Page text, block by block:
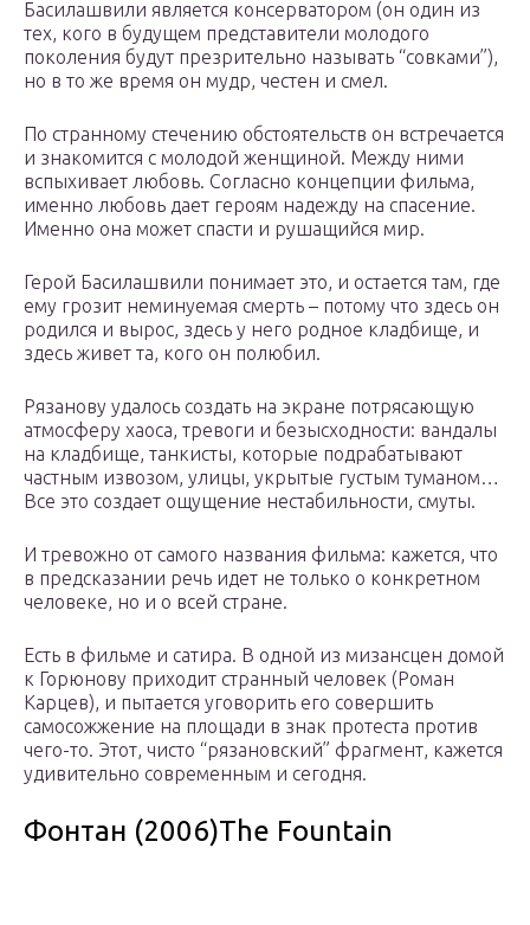
Басилашвили является консерватором (он один из
тех, кого в будущем представители молодого
поколения будут презрительно называть “совками”),
но в то же время он мудр, честен и смел.
По странному стечению обстоятельств он встречается
и знакомится с молодой женщиной. Между ними
вспыхивает любовь. Согласно концепции фильма,
именно любовь дает героям надежду на спасение.
Именно она может спасти и рушащийся мир.
Герой Басилашвили понимает это, и остается там, где
ему грозит неминуемая смерть – потому что здесь он
родился и вырос, здесь у него родное кладбище, и
здесь живет та, кого он полюбил.
Рязанову удалось создать на экране потрясающую
атмосферу хаоса, тревоги и безысходности: вандалы
на кладбище, танкисты, которые подрабатывают
частным извозом, улицы, укрытые густым туманом…
Все это создает ощущение нестабильности, смуты.
И тревожно от самого названия фильма: кажется, что
в предсказании речь идет не только о конкретном
человеке, но и о всей стране.
Есть в фильме и сатира. В одной из мизансцен домой
к Горюнову приходит странный человек (Роман
Карцев), и пытается уговорить его совершить
самосожжение на площади в знак протеста против
чего-то. Этот, чисто “рязановский” фрагмент, кажется
удивительно современным и сегодня.
Фонтан (2006)The Fountain